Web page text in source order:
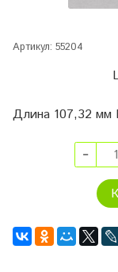
Артикул: 55204
Длина 107,32 мм